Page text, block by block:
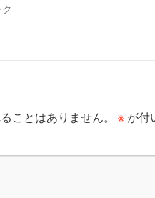
ことはありません。 ※ が付